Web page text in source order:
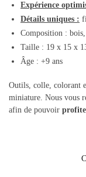
Expérience
Détails uniques :
Composition :
Taille : 19 x 15 x
Âge : +9 ans
Outils, colle, colorant
miniature. Nous vous
afin de pouvoir